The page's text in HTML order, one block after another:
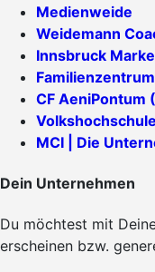
Medienweide
Weidemann
Innsbruck
CF AeniPontum
MCI | Die
Dein Unternehmen
Du möchtest mit
erscheinen bzw.